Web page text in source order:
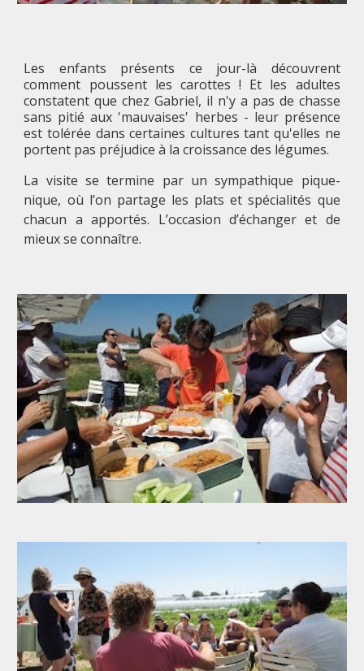
Les enfants présents ce jour-là découvrent
comment poussent les carottes ! Et les adultes
constatent que chez Gabriel, il n'y a pas de chasse
sans pitié aux 'mauvaises' herbes - leur présence
est tolérée dans certaines cultures tant qu'elles ne
portent pas préjudice à la croissance des légumes.
La visite se termine par un sympathique pique-
nique, où l’on partage les plats et spécialités que
chacun a apportés. L’occasion d’échanger et de
mieux se connaître.